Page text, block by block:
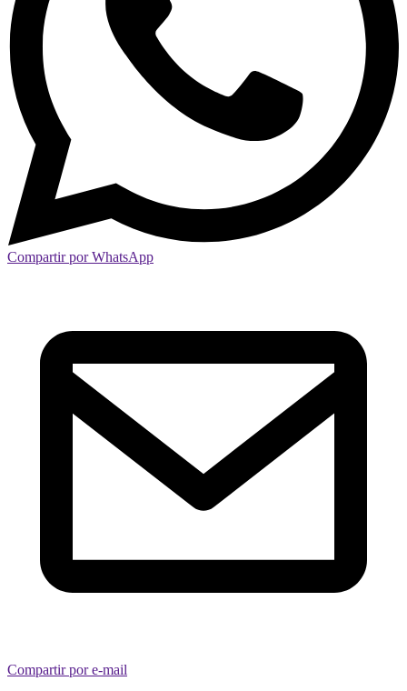
Compartir por WhatsApp
Compartir por e-mail